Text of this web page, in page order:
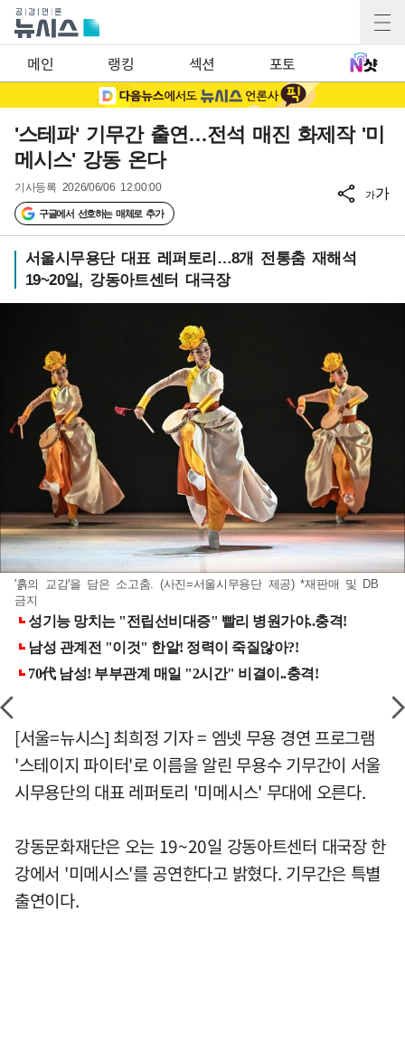
메인 랭킹 섹션 포토
'스테파' 기무간 출연…전석 매진 화제작 '미
메시스' 강동 온다
기사등록 2026/06/06 12:00:00
구글에서 선호하는 매체로 추가
가가
서울시무용단 대표 레퍼토리…8개 전통춤 재해석
19~20일, 강동아트센터 대극장
'흙의 교감'을 담은 소고춤. (사진=서울시무용단 제공) *재판매 및 DB
금지
[서울=뉴시스] 최희정 기자 = 엠넷 무용 경연 프로그램
'스테이지 파이터'로 이름을 알린 무용수 기무간이 서울
시무용단의 대표 레퍼토리 '미메시스' 무대에 오른다.
강동문화재단은 오는 19~20일 강동아트센터 대국장 한
강에서 '미메시스'를 공연한다고 밝혔다. 기무간은 특별
출연이다.